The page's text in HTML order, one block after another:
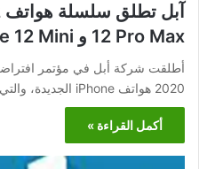
12 Pro Max و iPhone 12 Mini و iPhone 12
2020 هواتف iPhone الجديدة، والتي تشمل كل من iPhone…
أكمل القراءة »